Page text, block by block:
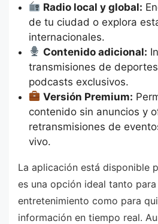
Radio local y global:
de tu ciudad o explora
internacionales.
Contenido adicional:
transmisiones de
podcasts exclusivos.
Versión Premium:
contenido sin anuncios y
retransmisiones de
vivo.
La aplicación está disponible
es una opción ideal tanto
entretenimiento como para
información en tiempo real.